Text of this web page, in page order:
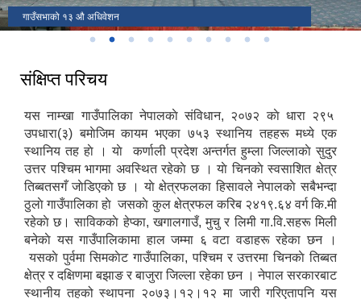
गाउँसभाको १३ औ अधिवेशन
संक्षिप्त परिचय
यस नाम्खा गाउँपालिका नेपालकाे संविधान, २०७२ काे धारा २९५
उपधारा(३) बमाेजिम कायम भएका ७५३ स्थानिय तहहरू मध्ये एक
स्थानिय तह हाे । याे कर्णाली प्रदेश अन्तर्गत हुम्ला जिल्लाकाे सुदुर
उत्तर पश्चिम भागमा अवस्थित रहेकाे छ । याे चिनकाे स्वसाशित क्षेत्र
तिब्बतसगँ जाेडिएकाे छ । याे क्षेत्रफलका हिसावले नेपालकाे सबैभन्दा
ठुलाे गाउँपालिका हाे जसकाे कुल क्षेत्रफल करिब २४१९.६४ वर्ग कि.मी
रहेकाे छ। साविककाे हेप्का, खगालगाउँ, मुचु र लिमी गा.वि.सहरू मिली
बनेकाे यस गाउँपालिकामा हाल जम्मा ६ वटा वडाहरू रहेका छन ।
यसकाे पुर्वमा सिमकाेट गाउँपालिका, पश्चिम र उत्तरमा चिनकाे तिब्बत
क्षेत्र र दक्षिणमा बझाङ र बाजुरा जिल्ला रहेका छन । नेपाल सरकारबाट
स्थानीय तहको स्थापना २०७३।१२।१२ मा जारी गरिएतापनि यस